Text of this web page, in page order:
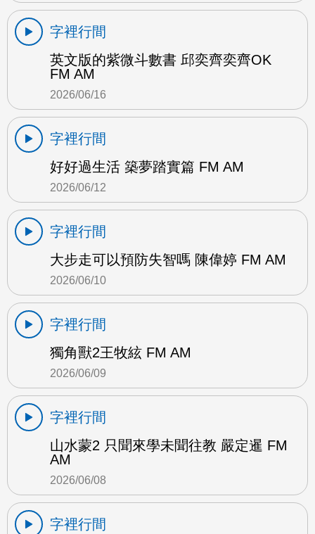
字裡行間
英文版的紫微斗數書 邱奕齊奕齊OK
FM AM
2026/06/16
字裡行間
好好過生活 築夢踏實篇 FM AM
2026/06/12
字裡行間
大步走可以預防失智嗎 陳偉婷 FM AM
2026/06/10
字裡行間
獨角獸2王牧絃 FM AM
2026/06/09
字裡行間
山水蒙2 只聞來學未聞往教 嚴定暹 FM
AM
2026/06/08
字裡行間